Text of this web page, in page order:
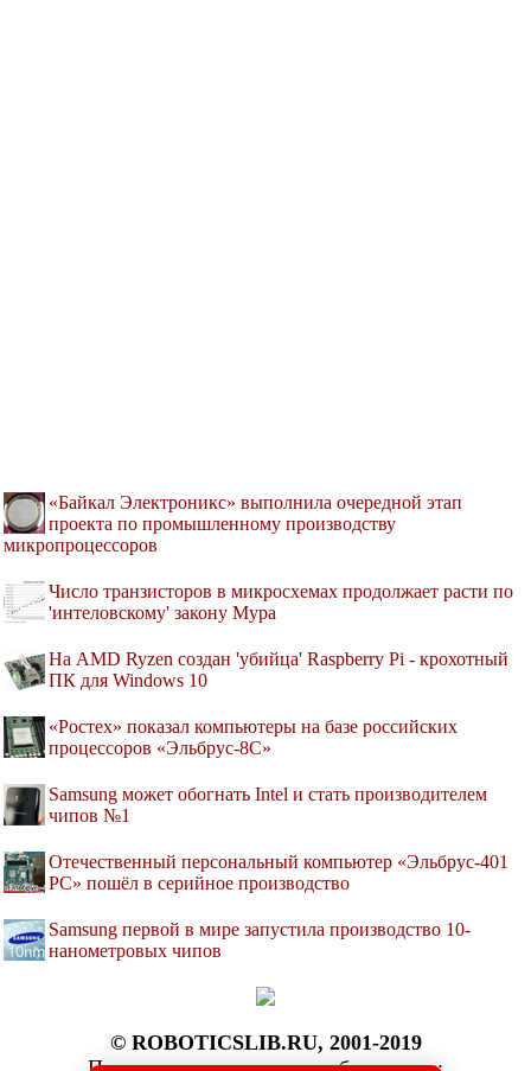
«Байкал Электроникс» выполнила очередной этап
проекта по промышленному производству
микропроцессоров
Число транзисторов в микросхемах продолжает расти по
'интеловскому' закону Мура
На AMD Ryzen создан 'убийца' Raspberry Pi - крохотный
ПК для Windows 10
«Ростех» показал компьютеры на базе российских
процессоров «Эльбрус-8С»
Samsung может обогнать Intel и стать производителем
чипов №1
Отечественный персональный компьютер «Эльбрус-401
РС» пошёл в серийное производство
Samsung первой в мире запустила производство 10-
нанометровых чипов
© ROBOTICSLIB.RU, 2001-2019